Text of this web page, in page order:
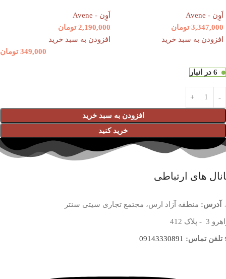
اَوِن - Avene
3,347,000 تومان
افزودن به سبد خرید
اَوِن - Avene
2,190,000 تومان
افزودن به سبد خرید
349,000 تومان
6 در انبار
افزودن به سبد خرید
خرید کنید
های ارتباطی
آدرس: منطقه آزاد ارس، مجتمع تجاری سیتی سنتر
3 - پلاک 412
تلفن تماس: 09143330891